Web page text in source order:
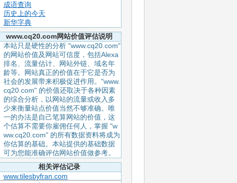
成语查询
历史上的今天
新华字典
www.cq20.com网站价值评估说明
本站只是硬性的分析 "www.cq20.com"
的网站价值及网站可信度，包括Alexa
排名、流量估计、网站外链、域名年
龄等。网站真正的价值在于它是否为
社会的发展带来积极促进作用。"www.
cq20.com" 的价值还取决于各种因素
的综合分析，以网站的流量或收入多
少来衡量站点价值当然不够准确。唯
一的办法是自己笔算网站的价值，这
个估算不需要你雇佣任何人，掌握 "w
ww.cq20.com" 的所有数据资料将成为
你估算的基础。本站提供的基础数据
可为您能准确评估网站价值做参考。
相关评估记录
www.tilesbyfran.com